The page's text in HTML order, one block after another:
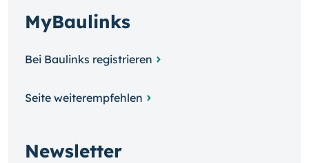
MyBaulinks
Bei Baulinks registrieren
Seite weiterempfehlen
Newsletter